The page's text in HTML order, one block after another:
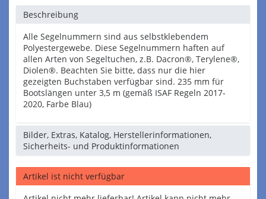
Beschreibung
Alle Segelnummern sind aus selbstklebendem
Polyestergewebe. Diese Segelnummern haften auf
allen Arten von Segeltuchen, z.B. Dacron®, Terylene®,
Diolen®. Beachten Sie bitte, dass nur die hier
gezeigten Buchstaben verfügbar sind. 235 mm für
Bootslängen unter 3,5 m (gemäß ISAF Regeln 2017-
2020, Farbe Blau)
Bilder, Extras, Katalog, Herstellerinformationen,
Sicherheits- und Produktinformationen
Artikel ist nicht verfügbar